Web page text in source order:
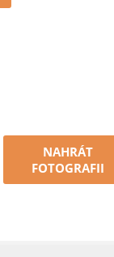
NAHRÁT
FOTOGRAFII